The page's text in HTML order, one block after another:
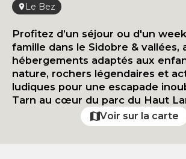
Le Bez
Profitez d’un séjour ou d'un
famille dans le Sidobre & vallées,
hébergements adaptés aux
nature, rochers légendaires et
ludiques pour une escapade
Tarn au cœur du parc du Haut
Voir sur la carte